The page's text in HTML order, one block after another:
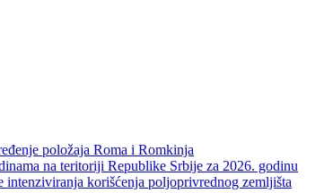
položaja Roma i Romkinja
na teritoriji Republike Srbije za 2026. godinu
korišćenja poljoprivrednog zemljišta